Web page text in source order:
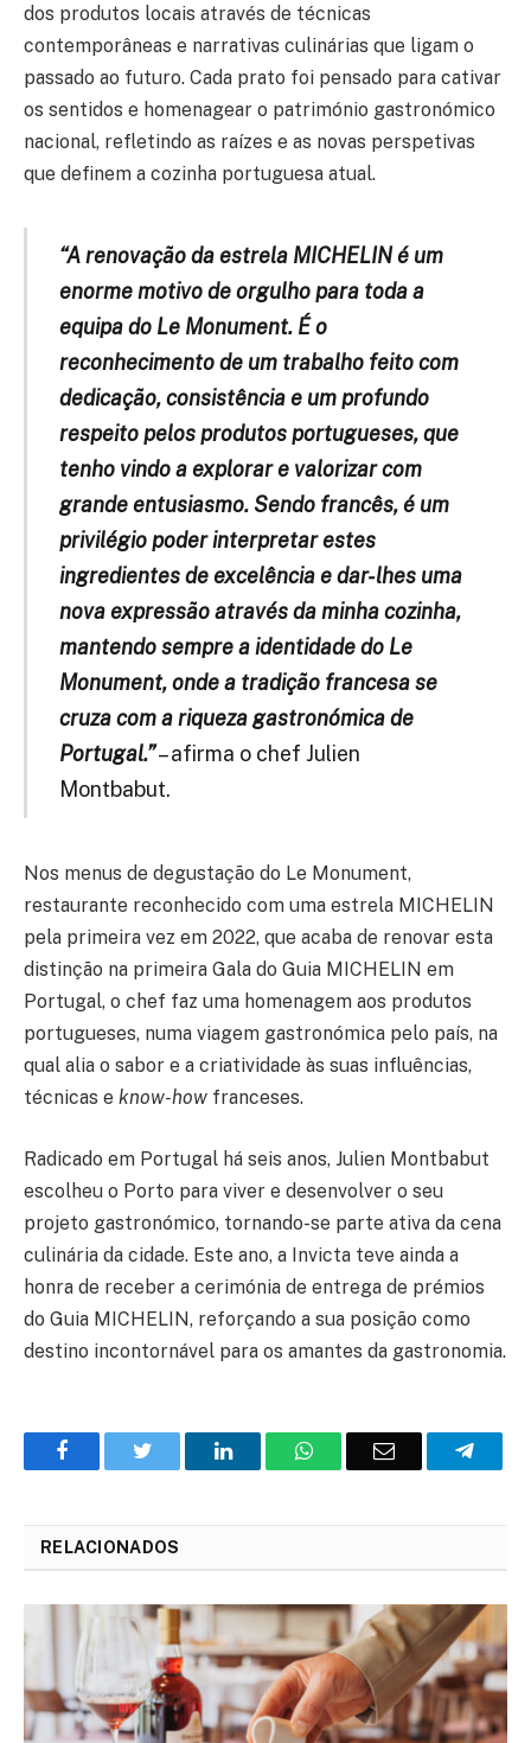
dos produtos locais através de técnicas
contemporâneas e narrativas culinárias que ligam o
passado ao futuro. Cada prato foi pensado para cativar
os sentidos e homenagear o património gastronómico
nacional, refletindo as raízes e as novas perspetivas
que definem a cozinha portuguesa atual.
“A renovação da estrela MICHELIN é um
enorme motivo de orgulho para toda a
equipa do Le Monument. É o
reconhecimento de um trabalho feito com
dedicação, consistência e um profundo
respeito pelos produtos portugueses, que
tenho vindo a explorar e valorizar com
grande entusiasmo. Sendo francês, é um
privilégio poder interpretar estes
ingredientes de excelência e dar-lhes uma
nova expressão através da minha cozinha,
mantendo sempre a identidade do Le
Monument, onde a tradição francesa se
cruza com a riqueza gastronómica de
Portugal.”– afirma o chef Julien
Montbabut.
Nos menus de degustação do Le Monument,
restaurante reconhecido com uma estrela MICHELIN
pela primeira vez em 2022, que acaba de renovar esta
distinção na primeira Gala do Guia MICHELIN em
Portugal, o chef faz uma homenagem aos produtos
portugueses, numa viagem gastronómica pelo país, na
qual alia o sabor e a criatividade às suas influências,
técnicas e know-how franceses.
Radicado em Portugal há seis anos, Julien Montbabut
escolheu o Porto para viver e desenvolver o seu
projeto gastronómico, tornando-se parte ativa da cena
culinária da cidade. Este ano, a Invicta teve ainda a
honra de receber a cerimónia de entrega de prémios
do Guia MICHELIN, reforçando a sua posição como
destino incontornável para os amantes da gastronomia.
FacebookTwitter
O
WhatsAppE-
RELACIONADOS